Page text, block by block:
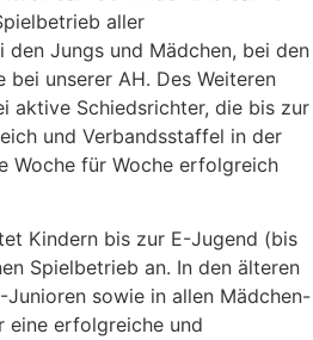
aller
den Jungs und Mädchen, bei den
bei unserer AH. Des Weiteren
aktive Schiedsrichter, die bis zur
und Verbandsstaffel in der
Woche für Woche erfolgreich
Kindern bis zur E-Jugend (bis
Spielbetrieb an. In den älteren
sowie in allen Mädchen-
eine erfolgreiche und